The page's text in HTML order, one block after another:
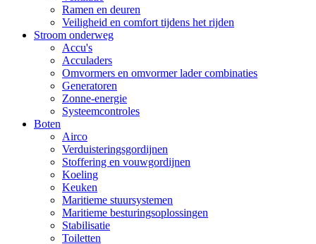
Ramen en deuren
Veiligheid en comfort tijdens het rijden
Stroom onderweg
Accu's
Acculaders
Omvormers en omvormer lader combinaties
Generatoren
Zonne-energie
Systeemcontroles
Boten
Airco
Verduisteringsgordijnen
Stoffering en vouwgordijnen
Koeling
Keuken
Maritieme stuursystemen
Maritieme besturingsoplossingen
Stabilisatie
Toiletten